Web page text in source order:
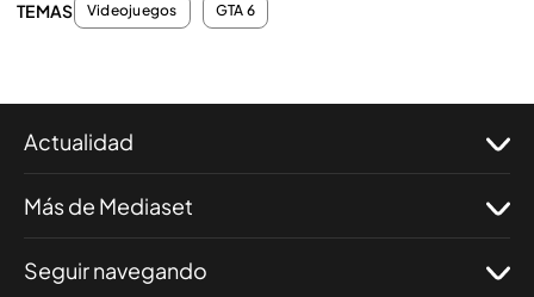
TEMAS Videojuegos GTA 6
Actualidad
Más de Mediaset
Seguir navegando